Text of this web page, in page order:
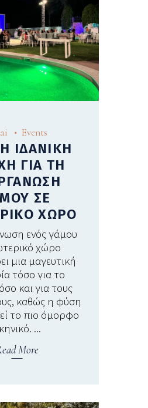
Events
ΙΔΑΝΙΚΗ
ΓΙΑ ΤΗ
ΣΕ
ΧΩΡΟ
ενός γάμου
χώρο
μια μαγευτική
τόσο για το
και για τους
καθώς η φύση
το πιο όμορφο
More